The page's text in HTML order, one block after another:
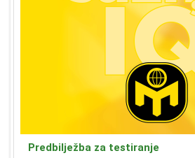
Predbilježba za testiranje